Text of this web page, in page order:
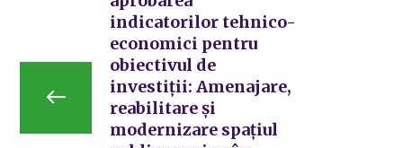
indicatorilor tehnico-
economici pentru
obiectivul de
investiții: Amenajare,
reabilitare și
modernizare spațiul